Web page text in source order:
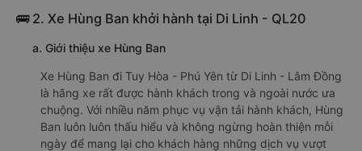
🚌 2. Xe Hùng Ban khởi hành tại Di Linh - QL20
a. Giới thiệu xe Hùng Ban
Xe Hùng Ban đi Tuy Hòa - Phú Yên từ Di Linh - Lâm Đồng
là hãng xe rất được hành khách trong và ngoài nước ưa
chuộng. Với nhiều năm phục vụ vận tải hành khách, Hùng
Ban luôn luôn thấu hiểu và không ngừng hoàn thiện mỗi
ngày để mang lại cho khách hàng những dịch vụ vượt